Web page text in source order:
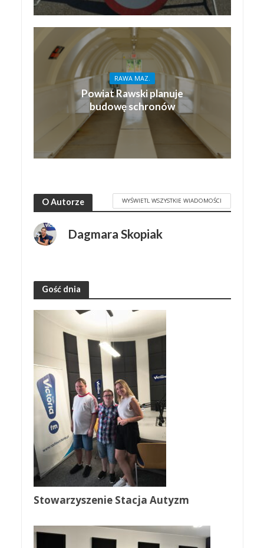
RAWA MAZ.
Powiat Rawski planuje
budowę schronów
O Autorze WYŚWIETL WSZYSTKIE WIADOMOŚCI
Dagmara Skopiak
Gość dnia
Stowarzyszenie Stacja Autyzm